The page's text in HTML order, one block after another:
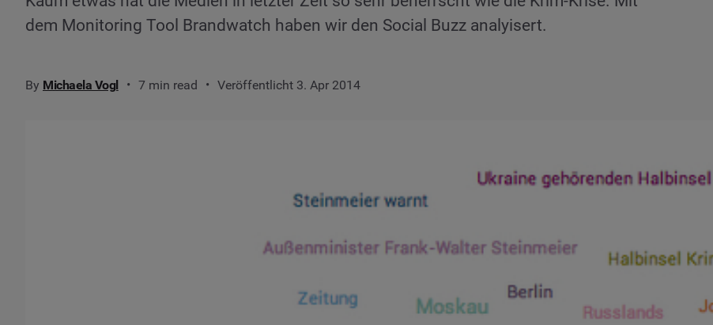
dem Monitoring Tool Brandwatch haben wir den Social Buzz analyisert.
By Michaela Vogl 7 min read Veröffentlicht 3. Apr 2014